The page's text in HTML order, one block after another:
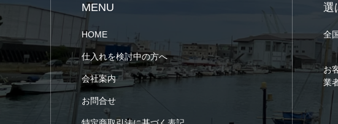
MENU
HOME
仕入れを検討中の方へ
会社案内
お問合せ
選
全
お
業